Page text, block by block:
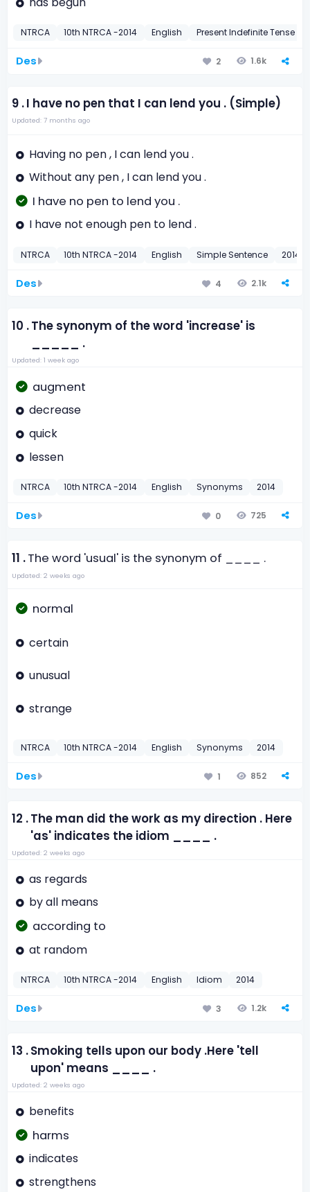
NTRCA 10th NTRCA -2014 English Present Indefinite Tense
Des 2 1.6k
9 .I have no pen that I can lend you . (Simple)
Updated: 7 months ago
Having no pen , I can lend you .
Without any pen , I can lend you .
I have no pen to lend you .
I have not enough pen to lend .
NTRCA 10th NTRCA -2014 English Simple Sentence 2014
Des 4 2.1k
10 .The synonym of the word 'increase' is
_____ .
Updated: 1 week ago
augment
decrease
quick
lessen
NTRCA 10th NTRCA -2014 English Synonyms 2014
Des 0 725
11 .The word 'usual' is the synonym of ____ .
Updated: 2 weeks ago
normal
certain
unusual
strange
NTRCA 10th NTRCA -2014 English Synonyms 2014
Des 1 852
12 .The man did the work as my direction . Here
'as' indicates the idiom ____ .
Updated: 2 weeks ago
as regards
by all means
according to
at random
NTRCA 10th NTRCA -2014 English Idiom 2014
Des 3 1.2k
13 .Smoking tells upon our body .Here 'tell
upon' means ____ .
Updated: 2 weeks ago
benefits
harms
indicates
strengthens